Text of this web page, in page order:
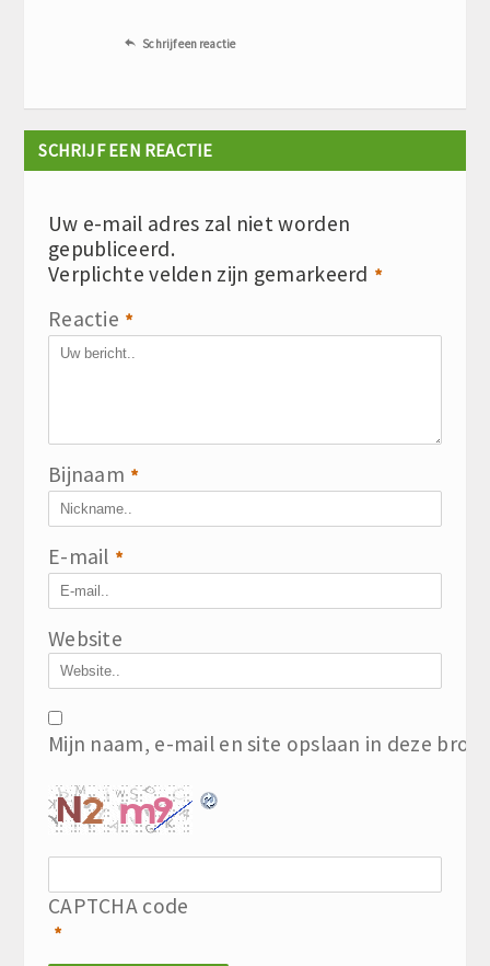
 Schrijf een reactie
SCHRIJF EEN REACTIE
Uw e-mail adres zal niet worden
gepubliceerd.
Verplichte velden zijn gemarkeerd *
Reactie *
Bijnaam *
E-mail *
Website
Mijn naam, e-mail en site opslaan in deze
CAPTCHA code
*